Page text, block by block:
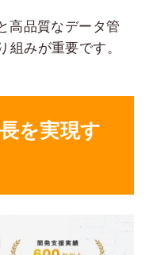
高品質なデータ管
組みが重要です。
を実現す